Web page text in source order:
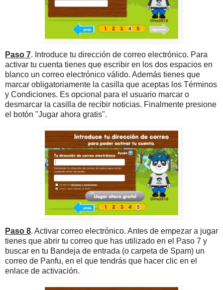
Paso 7. Introduce tu dirección de correo electrónico. Para
activar tu cuenta tienes que escribir en los dos espacios en
blanco un correo electrónico válido. Además tienes que
marcar obligatoriamente la casilla que aceptas los Términos
y Condiciones. Es opcional para el usuario marcar o
desmarcar la casilla de recibir noticias. Finalmente presione
el botón "Jugar ahora gratis".
Paso 8. Activar correo electrónico. Antes de empezar a jugar
tienes que abrir tu correo que has utilizado en el Paso 7 y
buscar en tu Bandeja de entrada (o carpeta de Spam) un
correo de Panfu, en el que tendrás que hacer clic en el
enlace de activación.